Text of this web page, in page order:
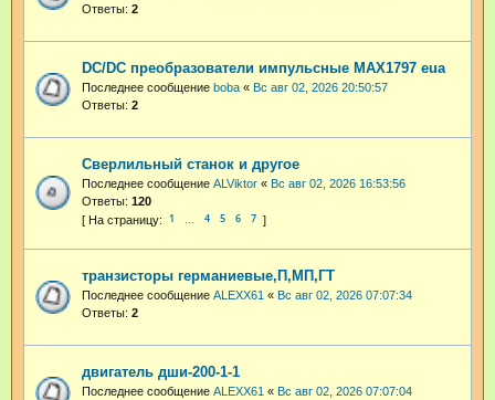
Ответы: 2
DC/DC преобразователи импульсные MAX1797 eua
Последнее сообщение boba « Вс авг 02, 2026 20:50:57
Ответы: 2
Сверлильный станок и другое
Последнее сообщение ALViktor « Вс авг 02, 2026 16:53:56
Ответы: 120
1 4 5 6 7
транзисторы германиевые,П,МП,ГТ
Последнее сообщение ALEXX61 « Вс авг 02, 2026 07:07:34
Ответы: 2
двигатель дши-200-1-1
Последнее сообщение ALEXX61 « Вс авг 02, 2026 07:07:04